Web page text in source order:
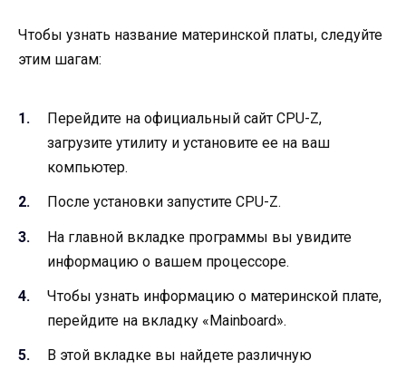
Чтобы узнать название материнской платы, следуйте
этим шагам:
Перейдите на официальный сайт CPU-Z,
загрузите утилиту и установите ее на ваш
компьютер.
После установки запустите CPU-Z.
На главной вкладке программы вы увидите
информацию о вашем процессоре.
Чтобы узнать информацию о материнской плате,
перейдите на вкладку «Mainboard».
В этой вкладке вы найдете различную